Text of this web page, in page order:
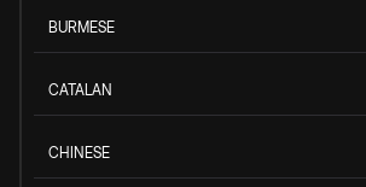
BURMESE
CATALAN
CHINESE